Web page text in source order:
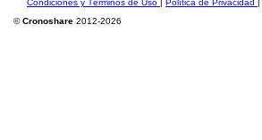
Condiciones y Términos de Uso | Política de Privacidad |
©Cronoshare 2012-2026